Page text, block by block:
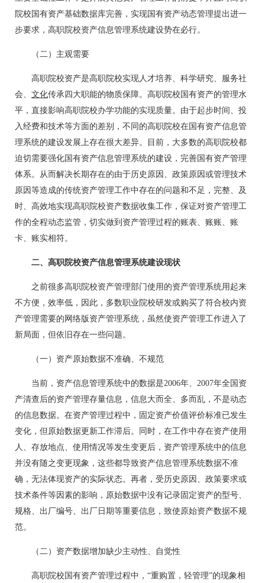
院校国有资产基础数据库完善，实现国有资产动态管理提出进一
步要求，高职院校资产信息管理系统建设势在必行。
（二）主观需要
高职院校资产是高职院校实现人才培养、科学研究、服务社
会、 文化传承四大职能的物质保障。高职院校国有资产的管理水
平，直接影响高职院校办学功能的实现质量。由于起步时间、投
入经费和技术等方面的差别，不同的高职院校在国有资产信息管
理系统的建设发展上存在很大差异。目前，大多数的高职院校都
迫切需要强化国有资产信息管理系统的建设，完善国有资产管理
体系。从而解决长期存在的由于历史原因、政策原因或管理技术
原因等造成的传统资产管理工作中存在的问题和不足，完整、及
时、高效地实现高职院校资产数据收集工作，保证对资产管理工
作的全程动态监管，切实做到资产管理过程的账表、账账、账
卡、账实相符。
二、高职院校资产信息管理系统建设现状
之前很多高职院校资产管理部门使用的资产管理系统用起来
不方便，效率低，因此，多数职业院校研发或购买了符合校内资
产管理需要的网络版资产管理系统，虽然使资产管理工作进入了
新局面，但依旧存在一些问题。
（一）资产原始数据不准确、不规范
当前，资产信息管理系统中的数据是2006年、2007年全国资
产清查后的资产管理存量信息，信息大而全、多而乱，不是动态
的信息数据。在资产管理过程中，固定资产价值评价标准已发生
变化，但原始数据更新工作滞后。同时，在工作中存在资产使用
人、存放地点、使用情况等发生变更后，资产管理系统中的信息
并没有随之变更现象，这些都导致资产信息管理系统数据不准
确，无法体现资产的实际状态。再者，受历史原因、政策要求或
技术条件等因素的影响，原始数据中没有记录固定资产的型号、
规格、出厂编号、出厂日期等重要信息，致使原始资产数据不规
范。
（二）资产数据增加缺少主动性、自觉性
高职院校国有资产管理过程中，“重购置，轻管理”的现象相